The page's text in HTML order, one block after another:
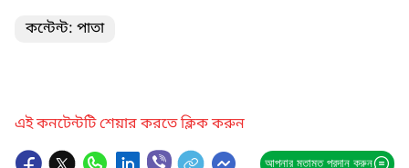
কন্টেন্ট: পাতা
এই কনটেন্টটি শেয়ার করতে ক্লিক করুন
আপনার মতামত প্রদান করুন